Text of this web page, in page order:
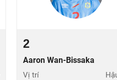
2
Aaron Wan-Bissaka
Vị trí